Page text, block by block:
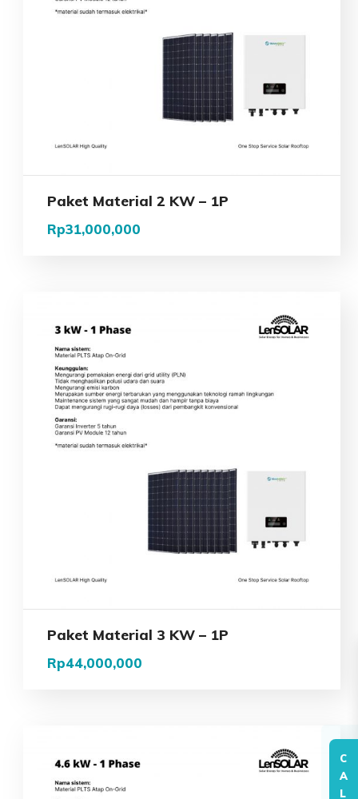
Paket Material 2 KW – 1P
Rp31,000,000
Paket Material 3 KW – 1P
Rp44,000,000
C
A
L